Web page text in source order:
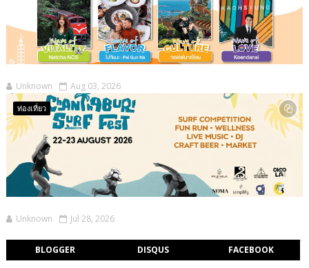
Unknown Aug 03, 2026
ท่องเที่ยว
Unknown Jul 28, 2026
BLOGGER DISQUS FACEBOOK